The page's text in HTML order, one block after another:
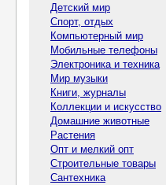
Детский мир
Спорт, отдых
Компьютерный мир
Мобильные телефоны
Электроника и техника
Мир музыки
Книги, журналы
Коллекции и искусство
Домашние животные
Растения
Опт и мелкий опт
Строительные товары
Сантехника